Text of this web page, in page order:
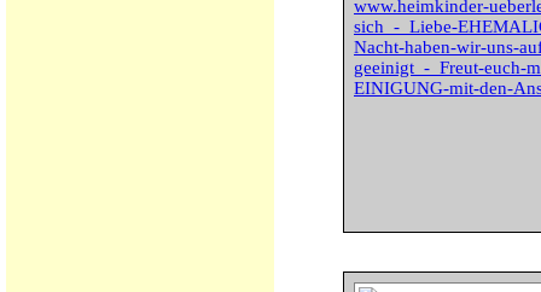
www.heimkinder-
sich_-_Liebe-
Nacht-haben-wir-uns-
geeinigt_-_Freut-euch-
EINIGUNG-mit-den-